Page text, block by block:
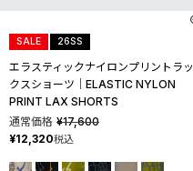
エラスティックナイロンプリントラッ
クスショーツ│ELASTIC NYLON
PRINT LAX SHORTS
SALE 26SS
通常価格 ¥17,600
¥12,320税込